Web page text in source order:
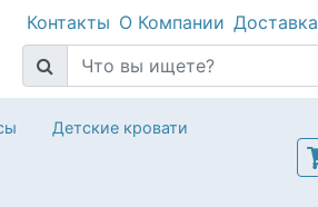
Контакты О Компании Доставка
Детские кровати